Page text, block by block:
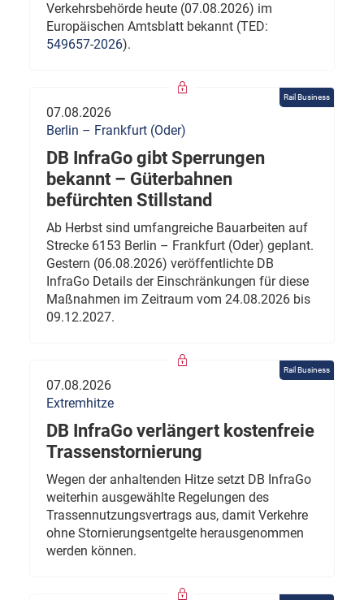
Verkehrsbehörde heute (07.08.2026) im
Europäischen Amtsblatt bekannt (TED:
549657-2026).
Rail Business
07.08.2026
Berlin – Frankfurt (Oder)
DB InfraGo gibt Sperrungen
bekannt – Güterbahnen
befürchten Stillstand
Ab Herbst sind umfangreiche Bauarbeiten auf
Strecke 6153 Berlin – Frankfurt (Oder) geplant.
Gestern (06.08.2026) veröffentlichte DB
InfraGo Details der Einschränkungen für diese
Maßnahmen im Zeitraum vom 24.08.2026 bis
09.12.2027.
Rail Business
07.08.2026
Extremhitze
DB InfraGo verlängert kostenfreie
Trassenstornierung
Wegen der anhaltenden Hitze setzt DB InfraGo
weiterhin ausgewählte Regelungen des
Trassennutzungsvertrags aus, damit Verkehre
ohne Stornierungsentgelte herausgenommen
werden können.